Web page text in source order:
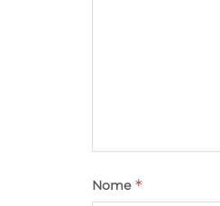
Nome *